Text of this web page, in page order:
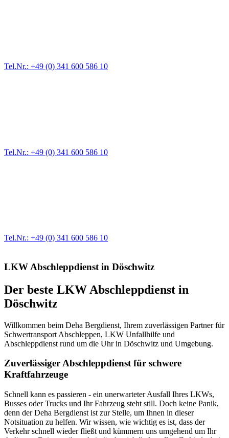
Tel.Nr.: +49 (0) 341 600 586 10
Tel.Nr.: +49 (0) 341 600 586 10
Tel.Nr.: +49 (0) 341 600 586 10
LKW Abschleppdienst in Döschwitz
Der beste LKW Abschleppdienst in
Döschwitz
Willkommen beim Deha Bergdienst, Ihrem zuverlässigen Partner für
Schwertransport Abschleppen, LKW Unfallhilfe und
Abschleppdienst rund um die Uhr in Döschwitz und Umgebung.
Zuverlässiger Abschleppdienst für schwere
Kraftfahrzeuge
Schnell kann es passieren - ein unerwarteter Ausfall Ihres LKWs,
Busses oder Trucks und Ihr Fahrzeug steht still. Doch keine Panik,
denn der Deha Bergdienst ist zur Stelle, um Ihnen in dieser
Notsituation zu helfen. Wir wissen, wie wichtig es ist, dass der
Verkehr schnell wieder fließt und kümmern uns umgehend um Ihr